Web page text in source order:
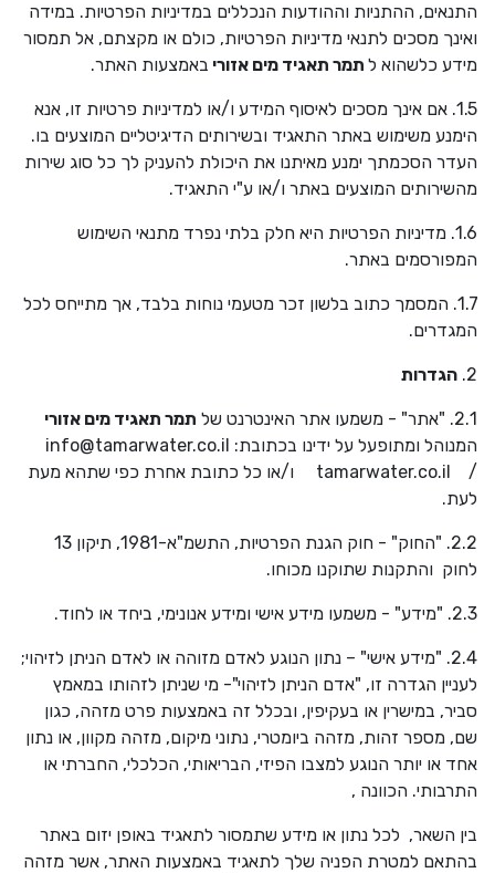
התנאים, ההתניות וההודעות הנכללים במדיניות הפרטיות. במידה
ואינך מסכים לתנאי מדיניות הפרטיות, כולם או מקצתם, אל תמסור
מידע כלשהוא ל תמר תאגיד מים אזורי באמצעות האתר.
1.5. אם אינך מסכים לאיסוף המידע ו/או למדיניות פרטיות זו, אנא
הימנע משימוש באתר התאגיד ובשירותים הדיגיטליים המוצעים בו.
העדר הסכמתך ימנע מאיתנו את היכולת להעניק לך כל סוג שירות
מהשירותים המוצעים באתר ו/או ע"י התאגיד.
1.6. מדיניות הפרטיות היא חלק בלתי נפרד מתנאי השימוש
המפורסמים באתר.
1.7. המסמך כתוב בלשון זכר מטעמי נוחות בלבד, אך מתייחס לכל
המגדרים.
2. הגדרות
2.1. "אתר" - משמעו אתר האינטרנט של
תמר תאגיד מים אזורי
המנוהל ומתופעל על ידינו בכתובת: info@tamarwater.co.il
/
tamarwater.co.il ו/או כל כתובת אחרת כפי שתהא מעת
לעת.
2.2. "החוק" - חוק הגנת הפרטיות, התשמ"א-1981, תיקון 13
לחוק והתקנות שתוקנו מכוחו.
2.3. "מידע" - משמעו מידע אישי ומידע אנונימי, ביחד או לחוד.
2.4. "מידע אישי" – נתון הנוגע לאדם מזוהה או לאדם הניתן לזיהוי;
לעניין הגדרה זו, "אדם הניתן לזיהוי"- מי שניתן לזהותו במאמץ
סביר, במישרין או בעקיפין, ובכלל זה באמצעות פרט מזהה, כגון
שם, מספר זהות, מזהה ביומטרי, נתוני מיקום, מזהה מקוון, או נתון
אחד או יותר הנוגע למצבו הפיזי, הבריאותי, הכלכלי, החברתי או
התרבותי. הכוונה ,
בין השאר, לכל נתון או מידע שתמסור לתאגיד באופן יזום באתר
בהתאם למטרת הפניה שלך לתאגיד באמצעות האתר, אשר מזהה